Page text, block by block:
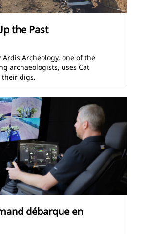
the Past
Ardis Archeology, one of the
archaeologists, uses Cat
their digs.
débarque en